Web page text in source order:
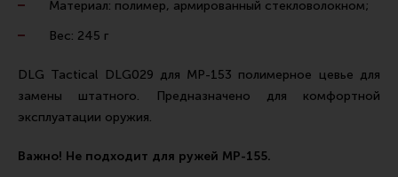
Ремни для IPSC
Стрелковые таймеры
Холощение и тренировки
Другие аксессуары IPSC
Пневматика
Материал: полимер, армированный стекловолокном;
Вес: 245 г
DLG Tactical DLG029 для МР-153 полимерное цевье для
замены штатного. Предназначено для комфортной
эксплуатации оружия.
Важно! Не подходит для ружей МР-155.